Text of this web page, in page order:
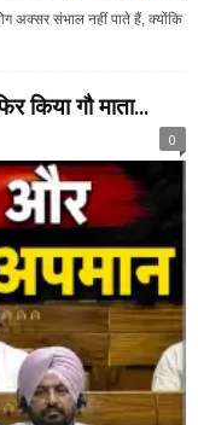
अक्सर संभाल नहीं पाते हैं, क्योंकि
किया गौ माता...
0